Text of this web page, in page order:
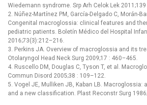
Wiedemann syndrome. Srp Arh Celok Lek
2. Núñez-Martínez PM, García-Delgado C, Morán-
Congenital macroglossia: clinical features and
pediatric patients. Boletín Médico del Hospital
2016;73(3):212–216.
3. Perkins JA. Overview of macroglossia and its
Otolaryngol Head Neck Surg 2009;17 : 460–465.
4. Ruscello DM, Douglas C, Tyson T, et al.
Commun Disord 2005;38 : 109–122.
5. Vogel JE, Mulliken JB, Kaban LB. Macroglossia:
and a new classification. Plast Reconstr Surg